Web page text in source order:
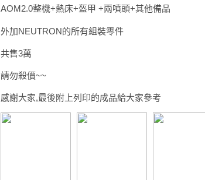
AOM2.0整機+熱床+盔甲 +兩噴頭+其他備品
外加NEUTRON的所有組裝零件
共售3萬
請勿殺價~~
感謝大家,最後附上列印的成品給大家參考